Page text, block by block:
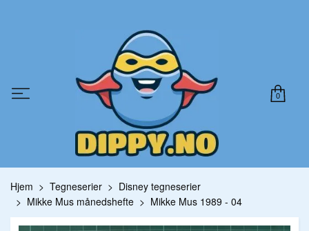
0
Hjem Tegneserier
Disney tegneserier
Mikke Mus månedshefte
Mikke Mus 1989 - 04